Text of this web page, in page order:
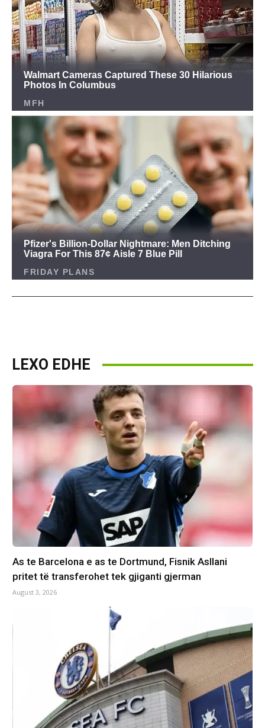
LEXO EDHE
As te Barcelona e as te Dortmund, Fisnik Asllani
pritet të transferohet tek gjiganti gjerman
August 3, 2026